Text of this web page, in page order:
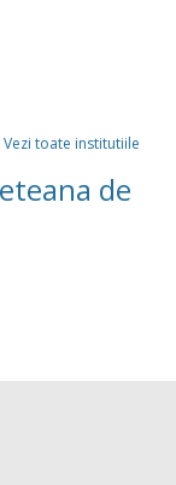
Vezi toate institutiile
de